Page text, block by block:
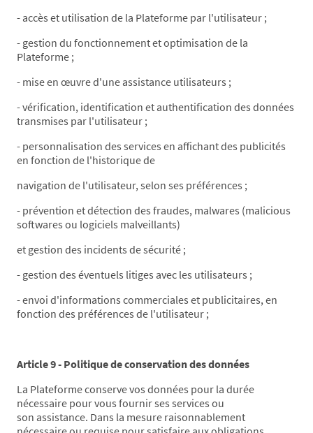
- accès et utilisation de la Plateforme par l'utilisateur ;
- gestion du fonctionnement et optimisation de la
Plateforme ;
- mise en œuvre d'une assistance utilisateurs ;
- vérification, identification et authentification des données
transmises par l'utilisateur ;
- personnalisation des services en affichant des publicités
en fonction de l'historique de
navigation de l'utilisateur, selon ses préférences ;
- prévention et détection des fraudes, malwares (malicious
softwares ou logiciels malveillants)
et gestion des incidents de sécurité ;
- gestion des éventuels litiges avec les utilisateurs ;
- envoi d'informations commerciales et publicitaires, en
fonction des préférences de l'utilisateur ;
Article 9 - Politique de conservation des données
La Plateforme conserve vos données pour la durée
nécessaire pour vous fournir ses services ou
son assistance. Dans la mesure raisonnablement